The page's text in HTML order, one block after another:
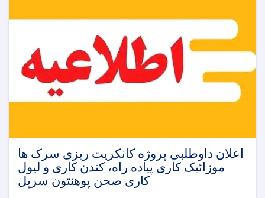
پوهنحی
اعلان داوطلبی پروژه کانکریت ریزی سرک ها
موزائیک کاری پیاده راه، کندن کاری و لیول
کاری صحن پوهنتون سرپل